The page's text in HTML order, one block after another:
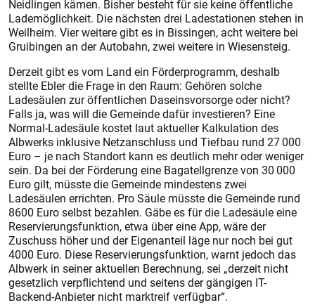
Neidlingen kämen. Bisher besteht für sie keine öffentliche
Lademöglichkeit. Die nächs­ten drei Ladestationen stehen in
Weilheim. Vier weitere gibt es in Bissingen, acht weitere bei
Gruibingen an der Autobahn, zwei weitere in Wiesensteig.
Derzeit gibt es vom Land ein Förderprogramm, deshalb
stellte Ebler die Frage in den Raum: Gehören solche
Ladesäulen zur öffentlichen Daseinsvorsorge oder nicht?
Falls ja, was will die Gemeinde dafür investieren? Eine
Normal-Ladesäule kostet laut aktueller Kalkulation des
Albwerks inklusive Netzanschluss und Tiefbau rund 27 000
Euro – je nach Standort kann es deutlich mehr oder weniger
sein. Da bei der Förderung eine Bagatellgrenze von 30 000
Euro gilt, müsste die Gemeinde mindestens zwei
Ladesäulen errichten. Pro Säule müsste die Gemeinde rund
8600 Euro selbst bezahlen. Gäbe es für die Ladesäule eine
Reservierungsfunktion, etwa über eine App, wäre der
Zuschuss höher und der Eigenanteil läge nur noch bei gut
4000 Euro. Diese Reservierungsfunktion, warnt jedoch das
Albwerk in seiner aktuellen Berechnung, sei „derzeit nicht
gesetzlich verpflichtend und seitens der gängigen IT-
Backend-Anbieter nicht marktreif verfügbar“.